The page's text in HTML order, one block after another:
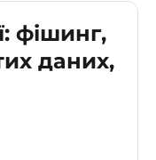
фішинг,
даних,